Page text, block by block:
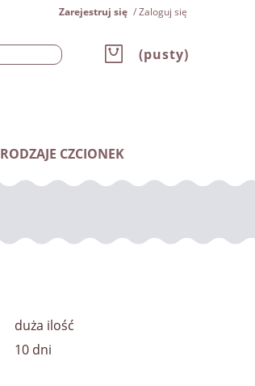
Zarejestruj się Zaloguj się
(pusty)
RODZAJE CZCIONEK
duża ilość
10 dni